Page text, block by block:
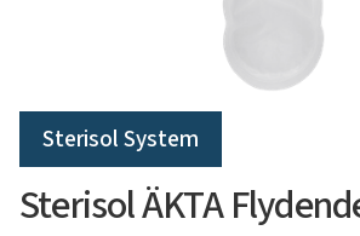
Sterisol System
Sterisol ÄKTA